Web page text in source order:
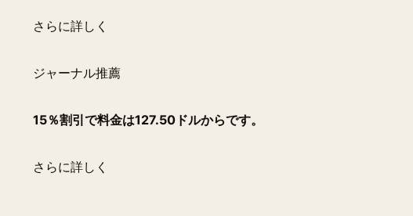
さらに詳しく
ジャーナル推薦
15％割引で料金は127.50ドルからです。
さらに詳しく